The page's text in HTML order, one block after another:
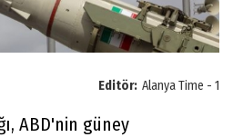
Editör: Alanya Time - 1
ABD'nin güney